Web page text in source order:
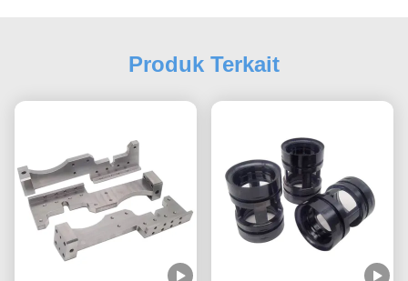
Produk Terkait